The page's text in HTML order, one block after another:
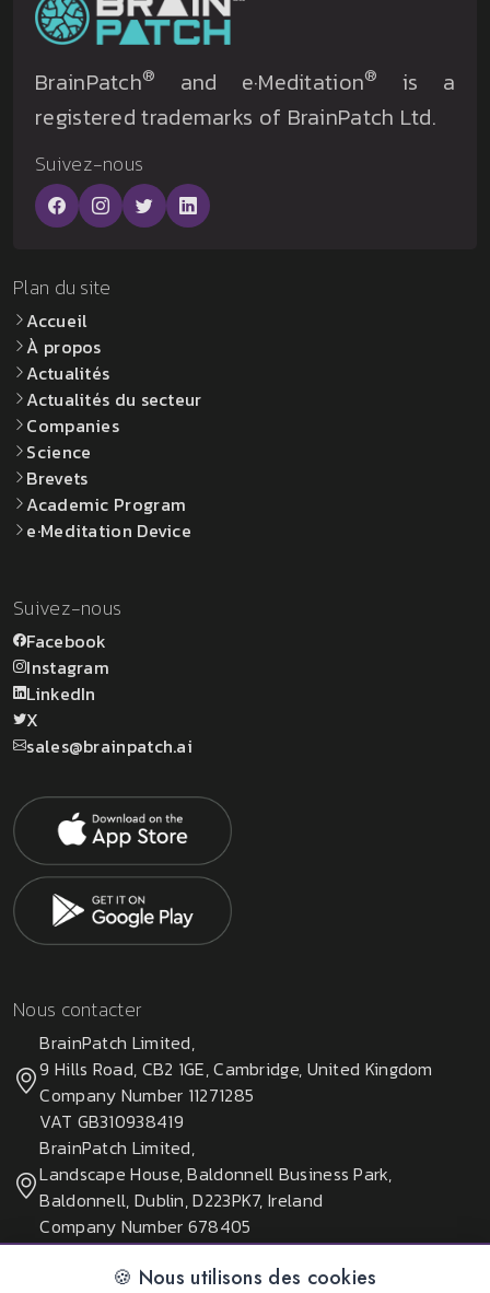
🍪 Nous utilisons des cookies
BrainPatch® and e·Meditation®
is a
registered trademarks of BrainPatch Ltd.
Suivez-nous
Plan du site
Accueil
À propos
Actualités
Actualités du secteur
Companies
Science
Brevets
Academic Program
e·Meditation Device
Suivez-nous
Facebook
Instagram
LinkedIn
X
sales@brainpatch.ai
Nous contacter
BrainPatch Limited,
9 Hills Road, CB2 1GE, Cambridge, United Kingdom
Company Number 11271285
VAT GB310938419
BrainPatch Limited,
Landscape House, Baldonnell Business Park,
Baldonnell, Dublin, D223PK7, Ireland
Company Number 678405